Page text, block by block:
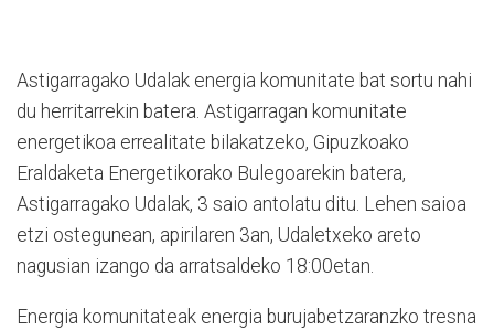
Astigarragako Udalak energia komunitate bat sortu nahi
du herritarrekin batera. Astigarragan komunitate
energetikoa errealitate bilakatzeko, Gipuzkoako
Eraldaketa Energetikorako Bulegoarekin batera,
Astigarragako Udalak, 3 saio antolatu ditu. Lehen saioa
etzi ostegunean, apirilaren 3an, Udaletxeko areto
nagusian izango da arratsaldeko 18:00etan.
Energia komunitateak energia burujabetzaranzko tresna